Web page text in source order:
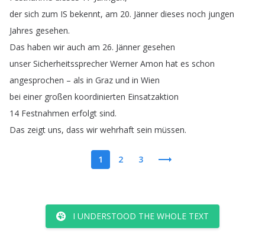
der sich zum IS bekennt, am 20. Jänner dieses noch jungen
Jahres gesehen.
Das haben wir auch am 26. Jänner gesehen
unser Sicherheitssprecher Werner Amon hat es schon
angesprochen – als in Graz und in Wien
bei einer großen koordinierten Einsatzaktion
14 Festnahmen erfolgt sind.
Das zeigt uns, dass wir wehrhaft sein müssen.
1 2 3
I UNDERSTOOD THE WHOLE TEXT